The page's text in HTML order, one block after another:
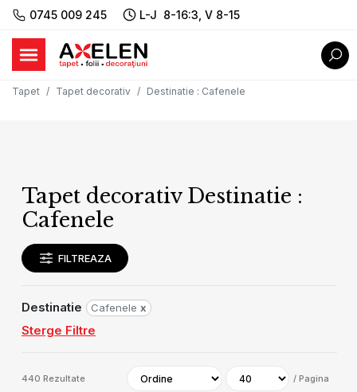
0745 009 245 L-J 8-16:3, V 8-15
Tapet Tapet decorativ Destinatie : Cafenele
Tapet decorativ Destinatie :
Cafenele
FILTREAZA
Destinatie Cafenele x
Sterge Filtre
440 Rezultate / Pagina